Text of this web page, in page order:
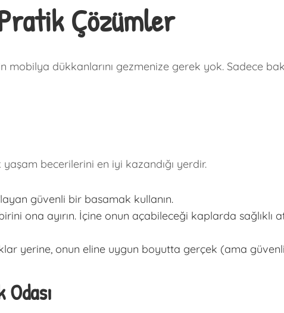
Çözümler
dükkanlarını gezmenize gerek yok. Sadece
becerilerini en iyi kazandığı yerdir.
güvenli bir basamak kullanın.
ona ayırın. İçine onun açabileceği kaplarda sağlıklı
yerine, onun eline uygun boyutta gerçek (ama